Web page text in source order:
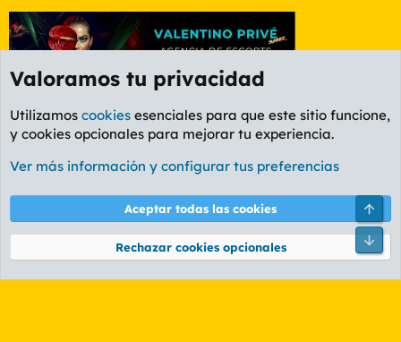
Foro General
Cookies
PL OLDSTYLE AMARILLO
Términos y reglas Política de privacidad Ayuda
Community platform by XenForo® © 2010-2026 XenForo Ltd.
Valoramos tu privacidad
Utilizamos cookies esenciales para que este sitio funcione,
y cookies opcionales para mejorar tu experiencia.
Ver más información y configurar tus preferencias
Aceptar todas las cookies
Rechazar cookies opcionales
Pie